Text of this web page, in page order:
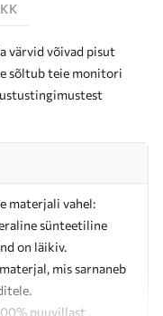
värvid võivad pisut
sõltub teie monitori
materjali vahel:
sünteetiline
on läikiv.
mis sarnaneb
puuvillast